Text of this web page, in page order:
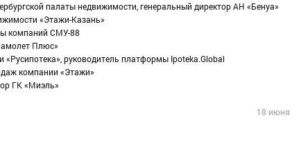
палаты недвижимости, генеральный директор АН «Бенуа»
«Этажи-Казань»
компаний СМУ-88
Плюс»
«Русипотека», руководитель платформы Ipoteka.Global
компании «Этажи»
ГК «Миэль»
18 июня